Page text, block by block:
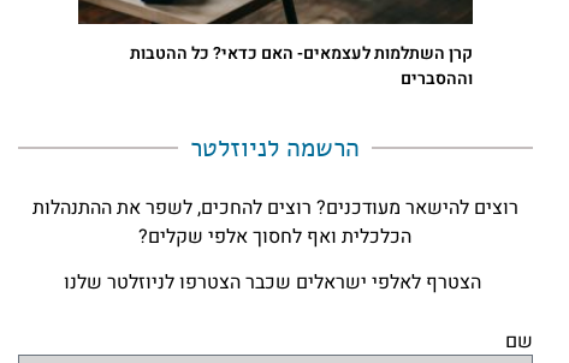
קרן השתלמות לעצמאים- האם כדאי? כל ההטבות
וההסברים
הרשמה לניוזלטר​
רוצים להישאר מעודכנים? רוצים להחכים, לשפר את ההתנהלות
הכלכלית ואף לחסוך אלפי שקלים?
הצטרף לאלפי ישראלים שכבר הצטרפו לניוזלטר שלנו
שם